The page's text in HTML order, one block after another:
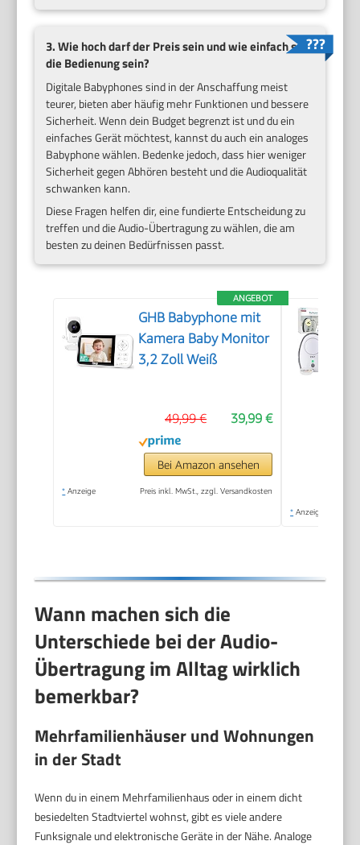
3. Wie hoch darf der Preis sein und wie einfach soll
die Bedienung sein?
Digitale Babyphones sind in der Anschaffung meist
teurer, bieten aber häufig mehr Funktionen und bessere
Sicherheit. Wenn dein Budget begrenzt ist und du ein
einfaches Gerät möchtest, kannst du auch ein analoges
Babyphone wählen. Bedenke jedoch, dass hier weniger
Sicherheit gegen Abhören besteht und die Audioqualität
schwanken kann.
Diese Fragen helfen dir, eine fundierte Entscheidung zu
treffen und die Audio-Übertragung zu wählen, die am
besten zu deinen Bedürfnissen passt.
ANGEBOT
GHB Babyphone mit
Kamera Baby Monitor
3,2 Zoll Weiß
39,99 €
49,99 €
Bei Amazon ansehen
* Anzeige Preis inkl. MwSt., zzgl. Versandkosten
* Anzeige
Wann machen sich die
Unterschiede bei der Audio-
Übertragung im Alltag wirklich
bemerkbar?
Mehrfamilienhäuser und Wohnungen
in der Stadt
Wenn du in einem Mehrfamilienhaus oder in einem dicht
besiedelten Stadtviertel wohnst, gibt es viele andere
Funksignale und elektronische Geräte in der Nähe. Analoge